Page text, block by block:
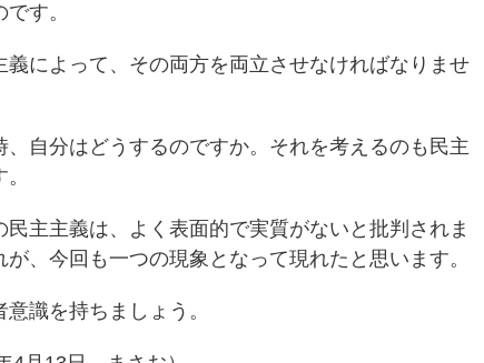
す。
によって、その両方を両立させなければなりませ
自分はどうするのですか。それを考えるのも民主
主主義は、よく表面的で実質がないと批判されま
が、今回も一つの現象となって現れたと思います。
識を持ちましょう。